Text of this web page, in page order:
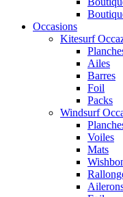
Occasions
Kitesurf
Ailes
Barres
Foil
Packs
Windsurf
Voiles
Mats